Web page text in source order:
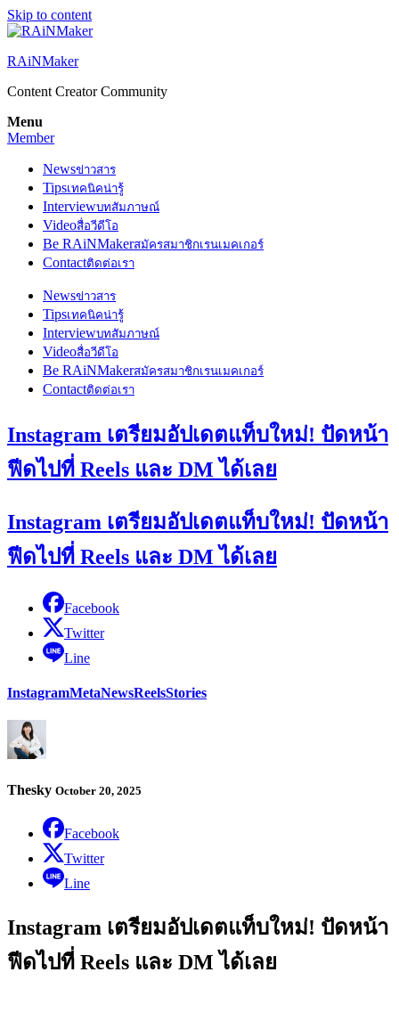
Skip to content
RAiNMaker
Content Creator Community
Menu
Member
Newsข่าวสาร
Tipsเทคนิคน่ารู้
Interviewบทสัมภาษณ์
Videoสื่อวีดีโอ
Be RAiNMakerสมัครสมาชิกเรนเมคเกอร์
Contactติดต่อเรา
Newsข่าวสาร
Tipsเทคนิคน่ารู้
Interviewบทสัมภาษณ์
Videoสื่อวีดีโอ
Be RAiNMakerสมัครสมาชิกเรนเมคเกอร์
Contactติดต่อเรา
Instagram เตรียมอัปเดตแท็บใหม่! ปัดหน้า
ฟีดไปที่ Reels และ DM ได้เลย
Instagram เตรียมอัปเดตแท็บใหม่! ปัดหน้า
ฟีดไปที่ Reels และ DM ได้เลย
Facebook
Twitter
Line
InstagramMetaNewsReelsStories
Thesky October 20, 2025
Facebook
Twitter
Line
Instagram เตรียมอัปเดตแท็บใหม่! ปัดหน้า
ฟีดไปที่ Reels และ DM ได้เลย